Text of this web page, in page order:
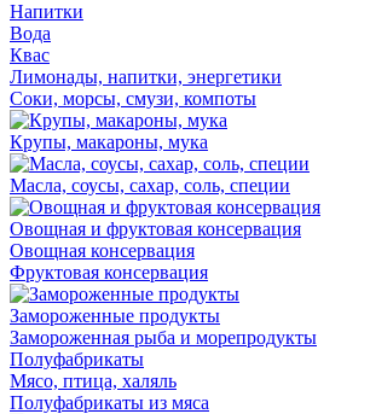
Напитки
Вода
Квас
Лимонады, напитки, энергетики
Соки, морсы, смузи, компоты
Крупы, макароны, мука
Масла, соусы, сахар, соль, специи
Овощная и фруктовая консервация
Овощная консервация
Фруктовая консервация
Замороженные продукты
Замороженная рыба и морепродукты
Полуфабрикаты
Мясо, птица, халяль
Полуфабрикаты из мяса